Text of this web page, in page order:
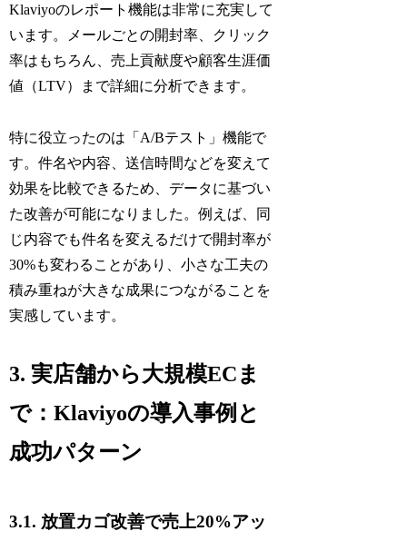
Klaviyoのレポート機能は非常に充実して
います。メールごとの開封率、クリック
率はもちろん、売上貢献度や顧客生涯価
値（LTV）まで詳細に分析できます。
特に役立ったのは「A/Bテスト」機能で
す。件名や内容、送信時間などを変えて
効果を比較できるため、データに基づい
た改善が可能になりました。例えば、同
じ内容でも件名を変えるだけで開封率が
30%も変わることがあり、小さな工夫の
積み重ねが大きな成果につながることを
実感しています。
3. 実店舗から大規模ECま
で：Klaviyoの導入事例と
成功パターン
3.1. 放置カゴ改善で売上20%アッ